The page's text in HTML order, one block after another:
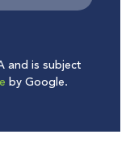
and is subject
by Google.